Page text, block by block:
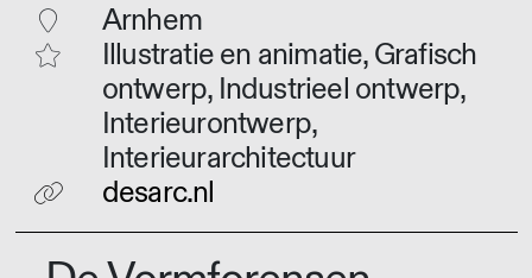
Arnhem
Illustratie en animatie, Grafisch
ontwerp, Industrieel ontwerp,
Interieurontwerp,
Interieurarchitectuur
desarc.nl